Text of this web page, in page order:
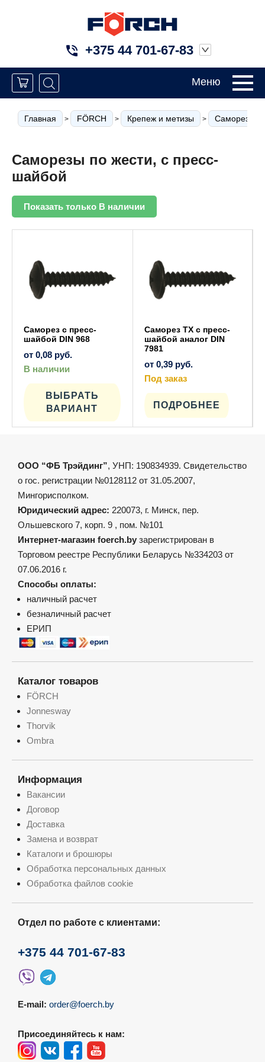
+375 44 701-67-83
Меню
Главная > FÖRCH > Крепеж и метизы > Саморезы
Саморезы по жести, с пресс-
шайбой
Показать только В наличии
Саморез c пресс-
шайбой DIN 968
от 0,08 руб.
В наличии
ВЫБРАТЬ
ВАРИАНТ
имеет
несколько
вариаций.
можно
товара.
Саморез TX c пресс-
шайбой аналог DIN
7981
от 0,39 руб.
Под заказ
ПОДРОБНЕЕ
несколько
Опции
товара.
ООО “ФБ Трэйдинг”, УНП: 190834939. Свидетельство
о гос. регистрации №0128112 от 31.05.2007,
Мингорисполком.
Юридический адрес: 220073, г. Минск, пер.
Ольшевского 7, корп. 9 , пом. №101
Интернет-магазин foerch.by зарегистрирован в
Торговом реестре Республики Беларусь №334203 от
07.06.2016 г.
Способы оплаты:
наличный расчет
безналичный расчет
ЕРИП
Каталог товаров
FÖRCH
Jonnesway
Thorvik
Ombra
Информация
Вакансии
Договор
Доставка
Замена и возврат
Каталоги и брошюры
Обработка персональных данных
Обработка файлов cookie
Отдел по работе с клиентами:
+375 44 701-67-83
E-mail: order@foerch.by
Присоединяйтесь к нам: